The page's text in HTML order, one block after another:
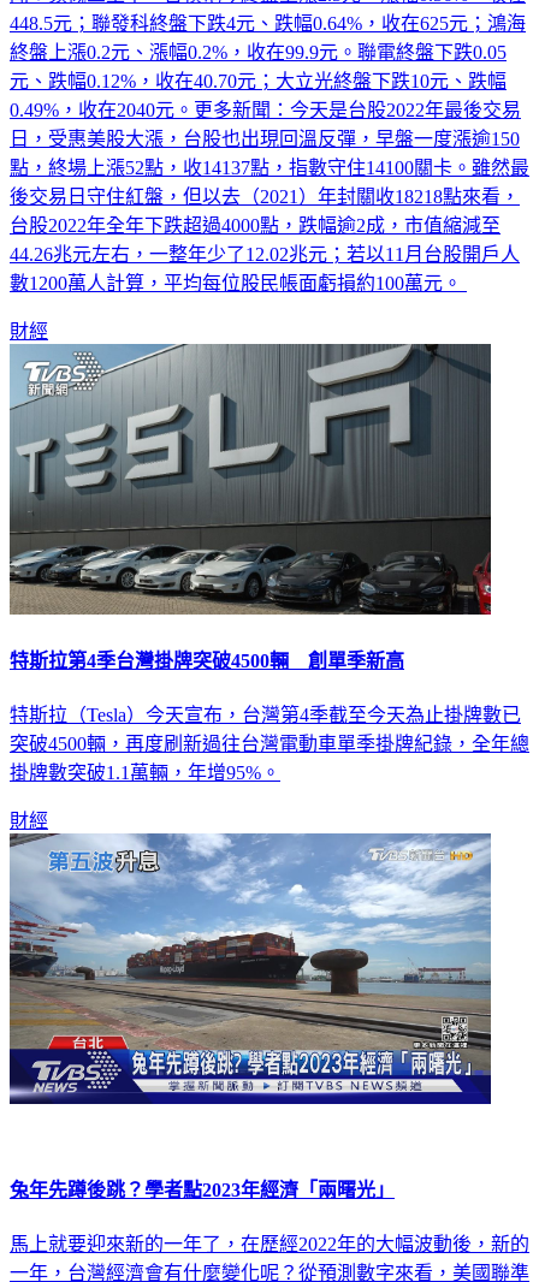
448.5元；聯發科終盤下跌4元、跌幅0.64%，收在625元；鴻海
終盤上漲0.2元、漲幅0.2%，收在99.9元。聯電終盤下跌0.05
元、跌幅0.12%，收在40.70元；大立光終盤下跌10元、跌幅
0.49%，收在2040元。更多新聞：今天是台股2022年最後交易
日，受惠美股大漲，台股也出現回溫反彈，早盤一度漲逾150
點，終場上漲52點，收14137點，指數守住14100關卡。雖然最
後交易日守住紅盤，但以去（2021）年封關收18218點來看，
台股2022年全年下跌超過4000點，跌幅逾2成，市值縮減至
44.26兆元左右，一整年少了12.02兆元；若以11月台股開戶人
數1200萬人計算，平均每位股民帳面虧損約100萬元。
財經
特斯拉第4季台灣掛牌突破4500輛 創單季新高
特斯拉（Tesla）今天宣布，台灣第4季截至今天為止掛牌數已
突破4500輛，再度刷新過往台灣電動車單季掛牌紀錄，全年總
掛牌數突破1.1萬輛，年增95%。
財經
兔年先蹲後跳？學者點2023年經濟「兩曙光」
馬上就要迎來新的一年了，在歷經2022年的大幅波動後，新的
一年，台灣經濟會有什麼變化呢？從預測數字來看，美國聯準